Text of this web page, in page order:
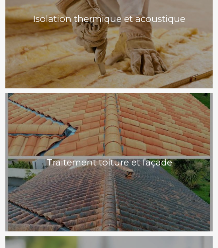
Isolation thermique et acoustique
Traitement toiture et façade